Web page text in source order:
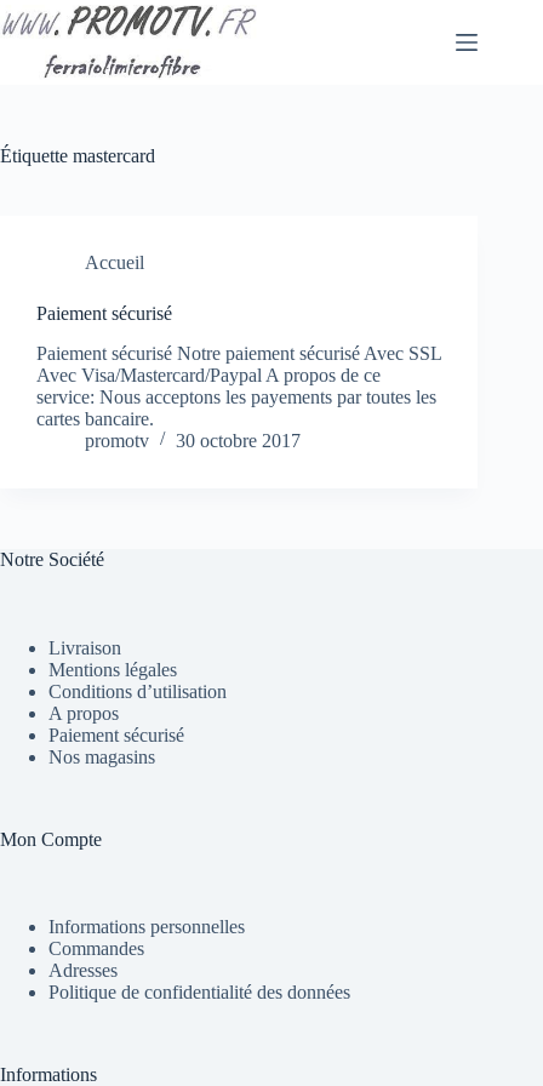
Passer
au
contenu
Étiquette mastercard
Accueil
Paiement sécurisé
Paiement sécurisé Notre paiement sécurisé Avec SSL
Avec Visa/Mastercard/Paypal A propos de ce
service: Nous acceptons les payements par toutes les
cartes bancaire.
promotv
30 octobre 2017
Notre Société
Livraison
Mentions légales
Conditions d’utilisation
A propos
Paiement sécurisé
Nos magasins
Mon Compte
Informations personnelles
Commandes
Adresses
Politique de confidentialité des données
Informations